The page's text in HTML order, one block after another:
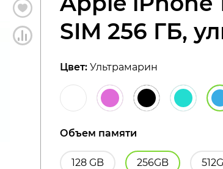
SIM 256 ГБ,
Цвет: Ультрамарин
Объем памяти
128 GB 256GB
политикой конфиденциальности